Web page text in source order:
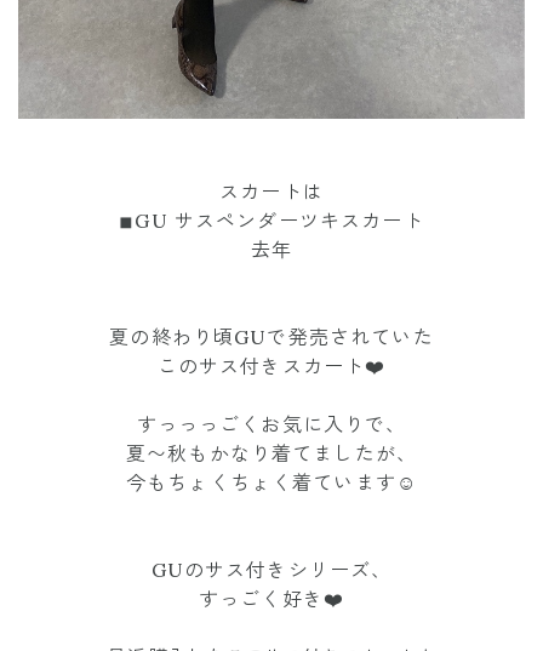
スカートは
◾︎GU サスペンダーツキスカート
去年
夏の終わり頃GUで発売されていた
このサス付きスカート❤️
すっっっごくお気に入りで、
夏〜秋もかなり着てましたが、
今もちょくちょく着ています☺️
GUのサス付きシリーズ、
すっごく好き❤️